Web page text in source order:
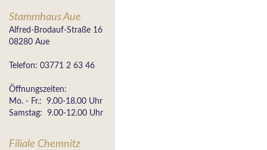
Stammhaus Aue
Alfred-Brodauf-Straße 16
08280 Aue
Telefon: 03771 2 63 46
Öffnungszeiten:
Mo. - Fr.: 9.00-18.00 Uhr
Samstag: 9.00-12.00 Uhr
Filiale Chemnitz